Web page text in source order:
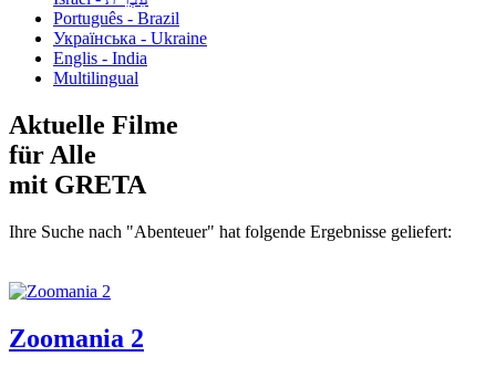
Português - Brazil
Українська - Ukraine
Englis - India
Multilingual
Aktuelle Filme
für Alle
mit GRETA
Ihre Suche nach "Abenteuer" hat folgende Ergebnisse geliefert:
Zoomania 2